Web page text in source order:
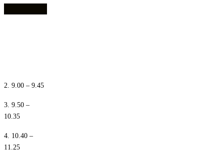
2. 9.00 – 9.45
3. 9.50 –
10.35
4. 10.40 –
11.25